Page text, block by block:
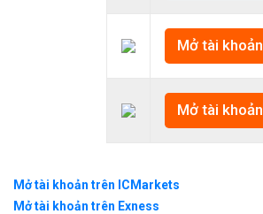
Mở tài khoản
Mở tài khoản
Mở tài khoản trên ICMarkets
Mở tài khoản trên Exness